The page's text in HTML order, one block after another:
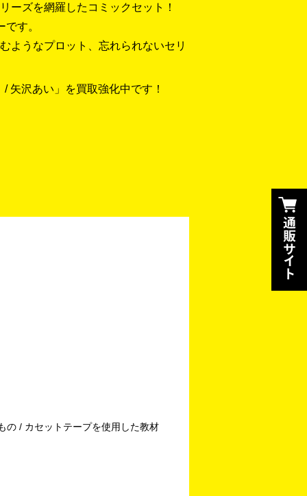
ーズを網羅したコミックセット！
す。
ようなプロット、忘れられないセリ
矢沢あい」を買取強化中です！
の / カセットテープを使用した教材